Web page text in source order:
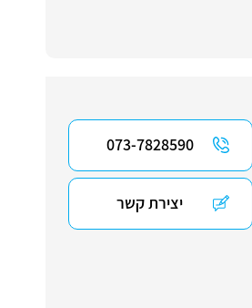
073-7828590
יצירת קשר